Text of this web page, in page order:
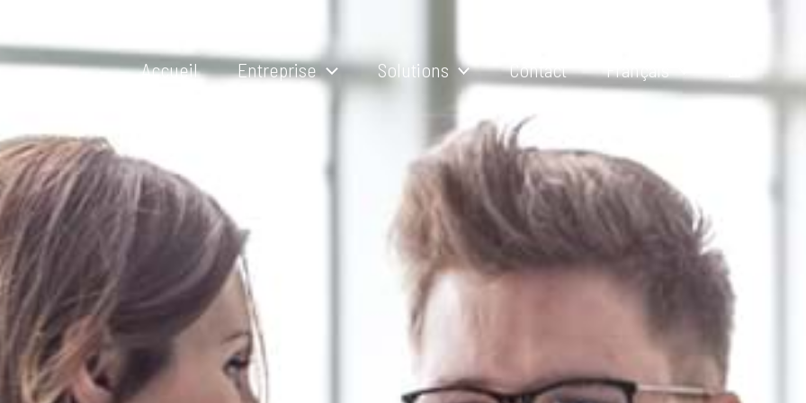
Accueil Entreprise Solutions Contact Français